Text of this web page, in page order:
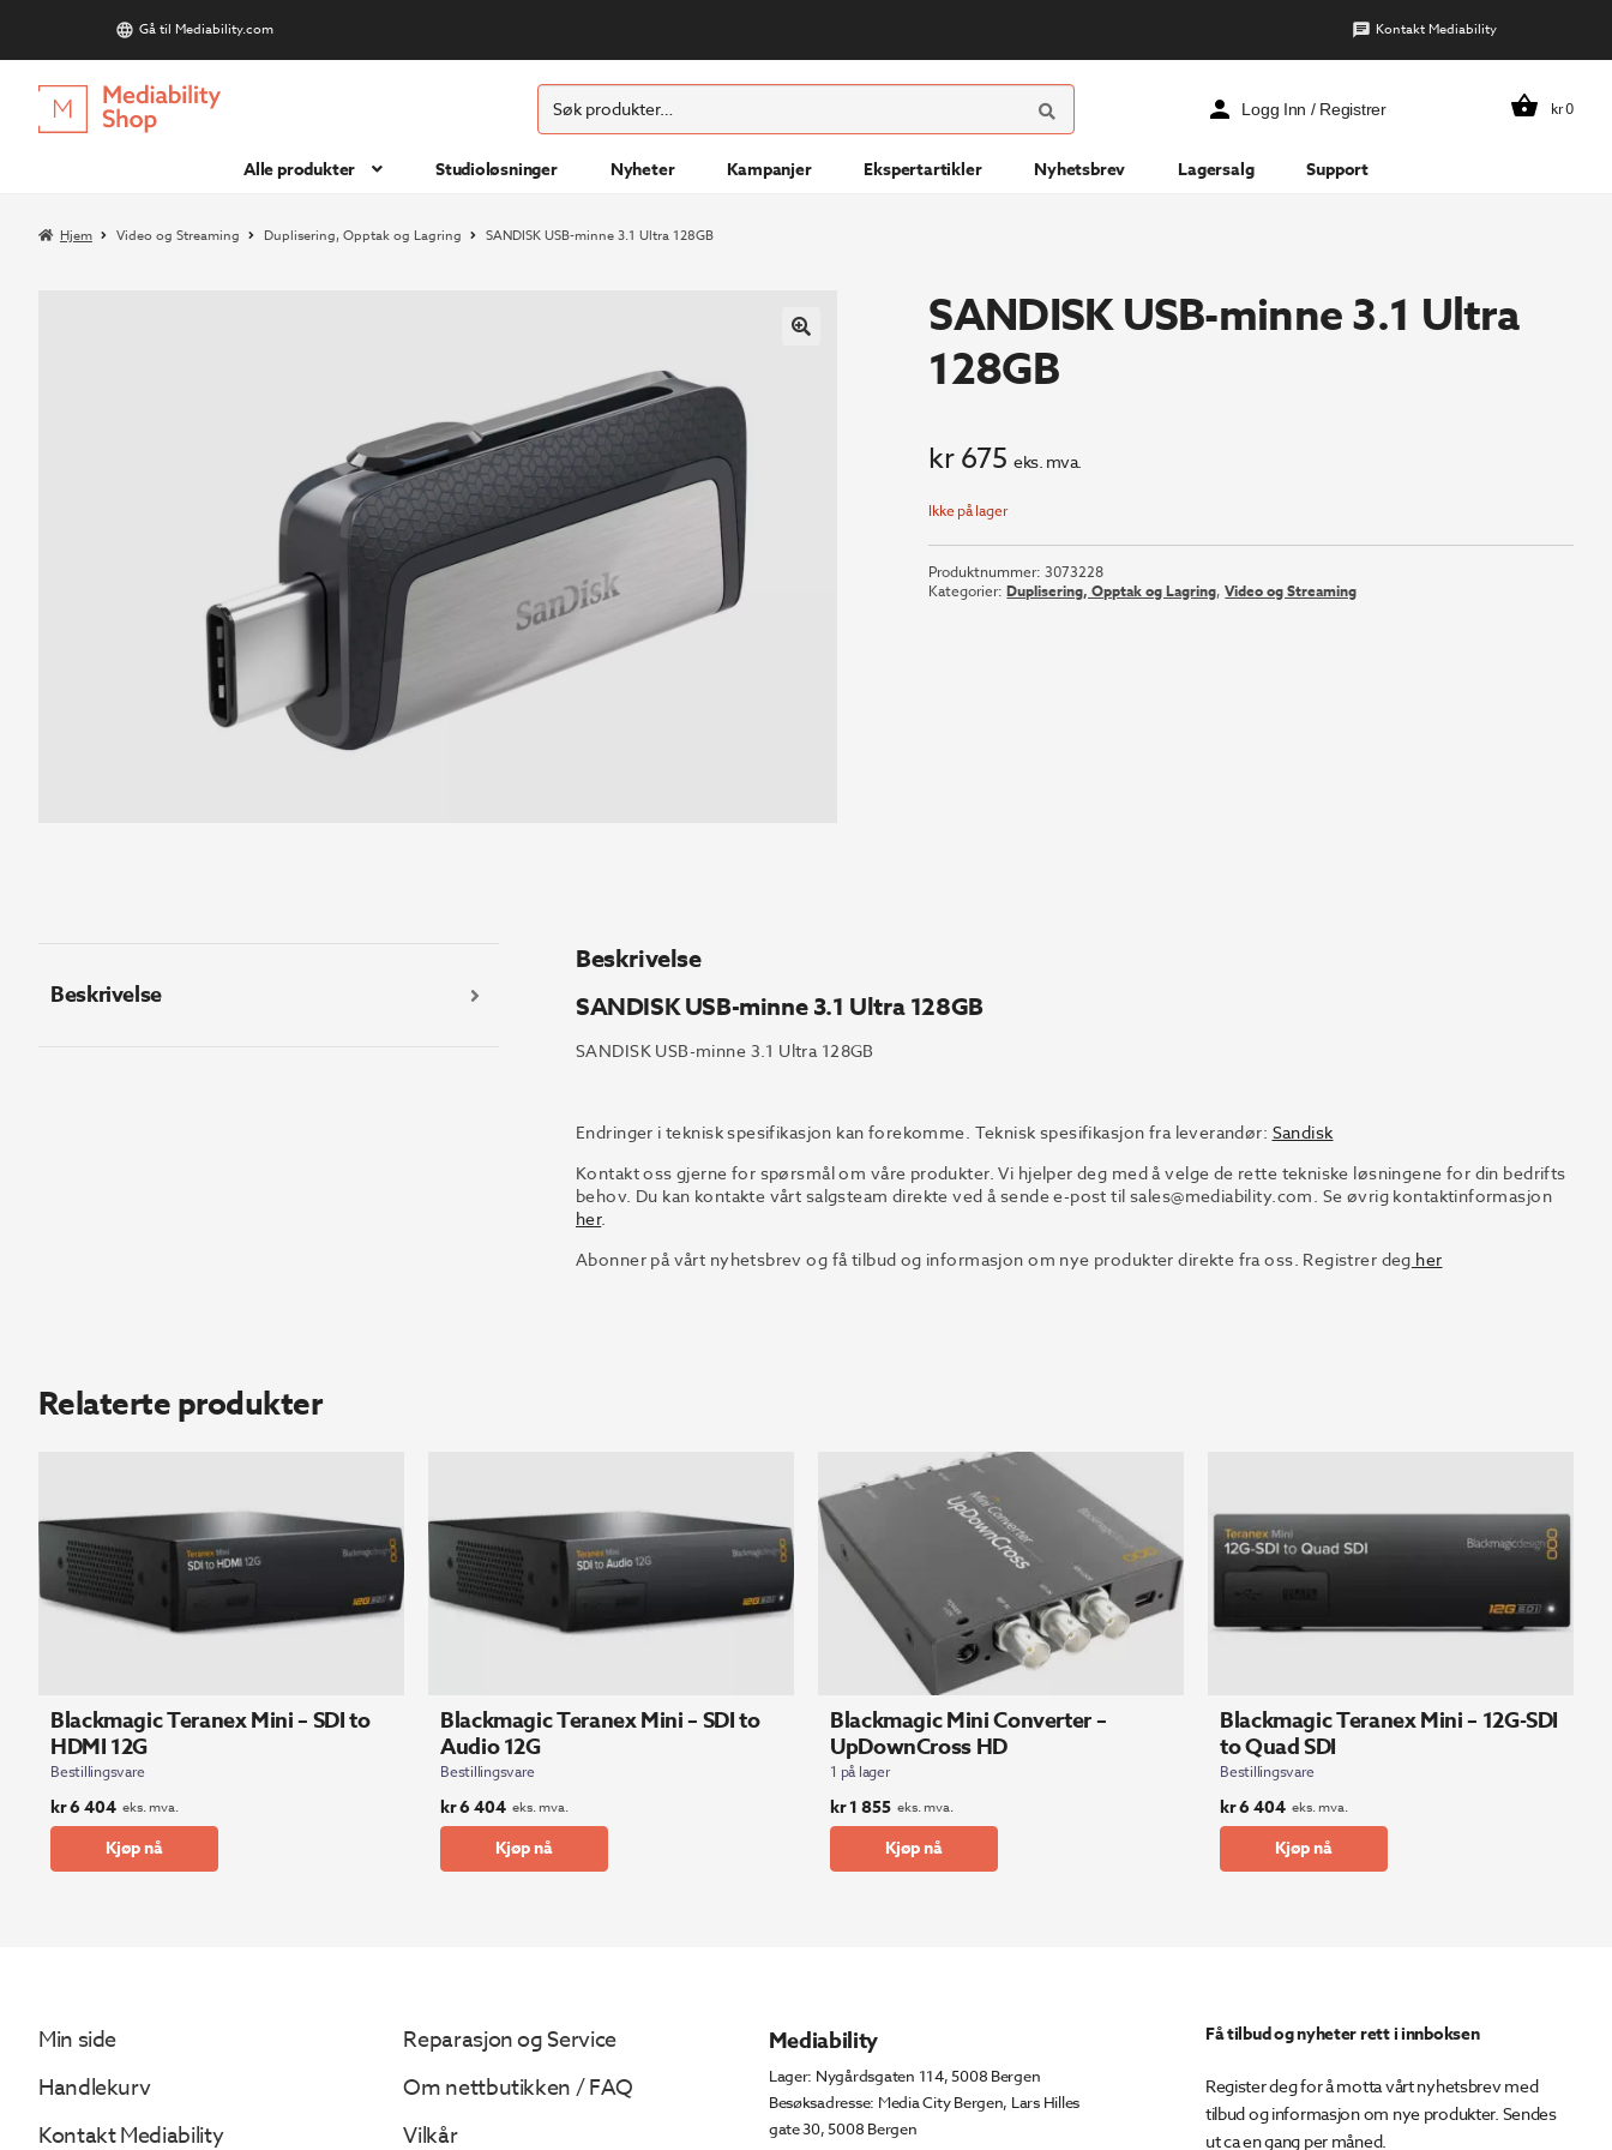
Gå til Mediability.com Kontakt Mediability
Hopp
til
Hopp
til
Søk
etter:
SØK
Logg Inn / Registrer kr0
Alle produkter Studioløsninger Nyheter Kampanjer Ekspertartikler Nyhetsbrev Lagersalg Support
Hjem Video og Streaming Duplisering, Opptak og Lagring SANDISK USB-minne 3.1 Ultra 128GB
SANDISK USB-minne 3.1 Ultra
128GB
kr675 eks. mva.
Ikke på lager
Produktnummer:3073228
Kategorier:Duplisering, Opptak og Lagring,Video og Streaming
Beskrivelse
Beskrivelse
SANDISK USB-minne 3.1 Ultra 128GB
SANDISK USB-minne 3.1 Ultra 128GB
Endringer i teknisk spesifikasjon kan forekomme. Teknisk spesifikasjon fra leverandør: Sandisk
Kontakt oss gjerne for spørsmål om våre produkter. Vi hjelper deg med å velge de rette tekniske løsningene for din bedrifts
behov. Du kan kontakte vårt salgsteam direkte ved å sende e-post til sales@mediability.com. Se øvrig kontaktinformasjon
her.
Abonner på vårt nyhetsbrev og få tilbud og informasjon om nye produkter direkte fra oss. Registrer deg her
Relaterte produkter
Blackmagic Teranex Mini – SDI to
HDMI 12G
Bestillingsvare
kr6 404 eks. mva.
Kjøp nå
Blackmagic Teranex Mini – SDI to
Audio 12G
Bestillingsvare
kr6 404 eks. mva.
Kjøp nå
Blackmagic Mini Converter –
UpDownCross HD
1 på lager
kr1 855 eks. mva.
Kjøp nå
Blackmagic Teranex Mini – 12G-SDI
to Quad SDI
Bestillingsvare
kr6 404 eks. mva.
Kjøp nå
Min side
Handlekurv
Kontakt Mediability
Reparasjon og Service
Om nettbutikken / FAQ
Vilkår
Mediability
Lager: Nygårdsgaten 114, 5008 Bergen
Besøksadresse: Media City Bergen, Lars Hilles
gate 30, 5008 Bergen
Få tilbud og nyheter rett i innboksen
Register deg for å motta vårt nyhetsbrev med
tilbud og informasjon om nye produkter. Sendes
ut ca en gang per måned.